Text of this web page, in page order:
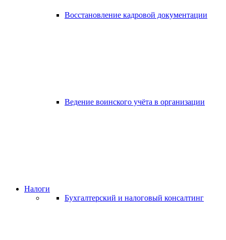
Восстановление кадровой документации
Ведение воинского учёта в организации
Налоги
Бухгалтерский и налоговый консалтинг